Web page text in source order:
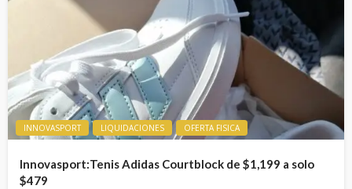
INNOVASPORT LIQUIDACIONES OFERTA FISICA
Innovasport:Tenis Adidas Courtblock de $1,199 a solo
$479